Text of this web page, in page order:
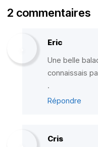
2 commentaires
Eric
Une belle
connaissais
.
Répondre
Cris